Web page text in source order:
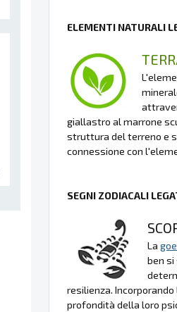
ELEMENTI NATURALI
giallastro al marrone
struttura del terreno e
connessione con
SEGNI ZODIACALI
La
ben si
resilienza. Incorporando
profondità della loro